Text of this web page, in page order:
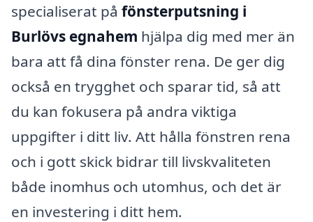
specialiserat på fönsterputsning i
Burlövs egnahem hjälpa dig med mer än
bara att få dina fönster rena. De ger dig
också en trygghet och sparar tid, så att
du kan fokusera på andra viktiga
uppgifter i ditt liv. Att hålla fönstren rena
och i gott skick bidrar till livskvaliteten
både inomhus och utomhus, och det är
en investering i ditt hem.